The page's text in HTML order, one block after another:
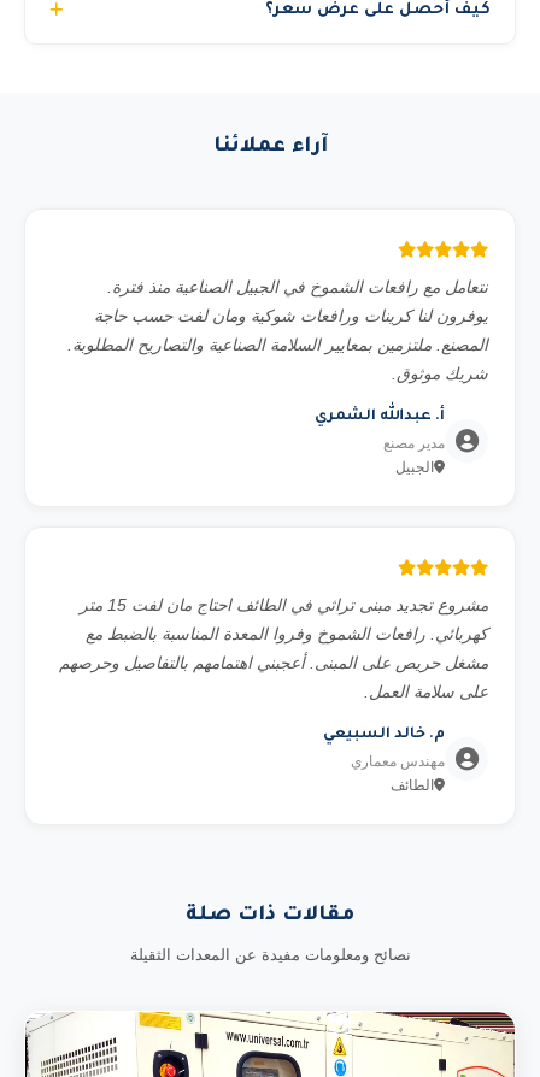
سجل تجاري ساري برقم 7038674425 وتصنيف مقاولين. نوفر
كيف أحصل على عرض سعر؟
آراء عملائنا
نتعامل مع رافعات الشموخ في الجبيل الصناعية منذ فترة.
يوفرون لنا كرينات ورافعات شوكية ومان لفت حسب حاجة
المصنع. ملتزمين بمعايير السلامة الصناعية والتصاريح المطلوبة.
شريك موثوق.
أ. عبدالله الشمري
مدير مصنع
الجبيل
مشروع تجديد مبنى تراثي في الطائف احتاج مان لفت 15 متر
كهربائي. رافعات الشموخ وفروا المعدة المناسبة بالضبط مع
مشغل حريص على المبنى. أعجبني اهتمامهم بالتفاصيل وحرصهم
على سلامة العمل.
م. خالد السبيعي
مهندس معماري
الطائف
مقالات ذات صلة
نصائح ومعلومات مفيدة عن المعدات الثقيلة